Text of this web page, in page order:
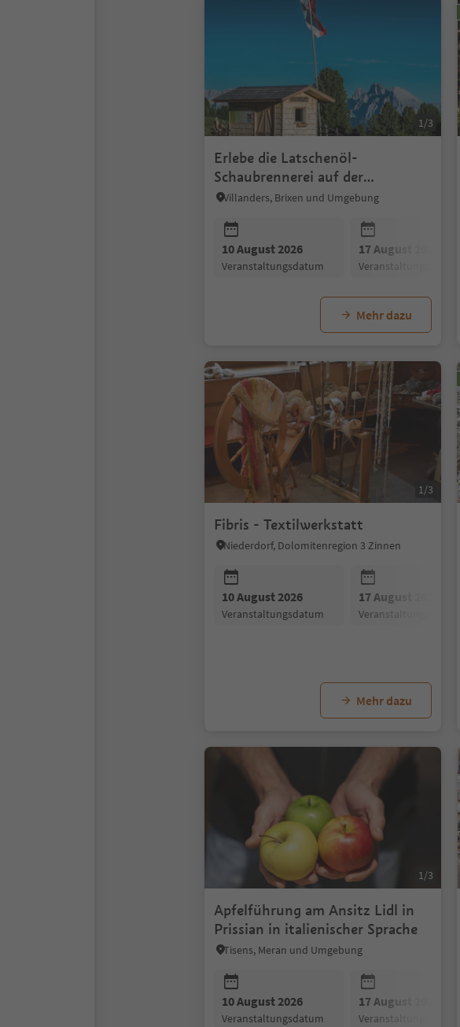
1/3
Erlebe die Latschenöl-
Schaubrennerei auf der
Villanderer Alm
Villanders, Brixen und Umgebung
10 August 2026
Veranstaltungsdatum
17 August 2026
Veranstaltungsdatum
Mehr dazu
1/3
Fibris - Textilwerkstatt
Niederdorf, Dolomitenregion 3 Zinnen
10 August 2026
Veranstaltungsdatum
17 August 2026
Veranstaltungsdatum
Mehr dazu
1/3
Apfelführung am Ansitz Lidl in
Prissian in italienischer Sprache
Tisens, Meran und Umgebung
10 August 2026
Veranstaltungsdatum
17 August 2026
Veranstaltungsdatum